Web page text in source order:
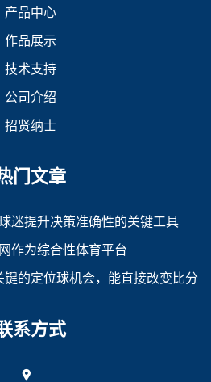
产品中心
作品展示
技术支持
公司介绍
招贤纳士
门文章
迷提升决策准确性的关键工具
作为综合性体育平台
的定位球机会，能直接改变比分
系方式